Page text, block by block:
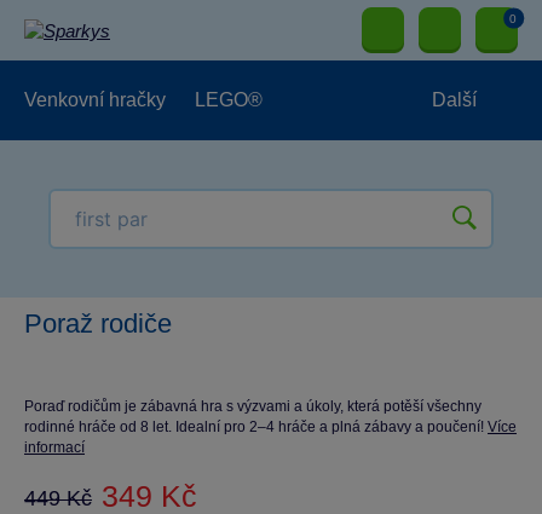
0
Venkovní hračky LEGO® Další
Poraž rodiče
Poraď rodičům je zábavná hra s výzvami a úkoly, která potěší všechny
rodinné hráče od 8 let. Idealní pro 2–4 hráče a plná zábavy a poučení! Více
informací
449 Kč 349 Kč